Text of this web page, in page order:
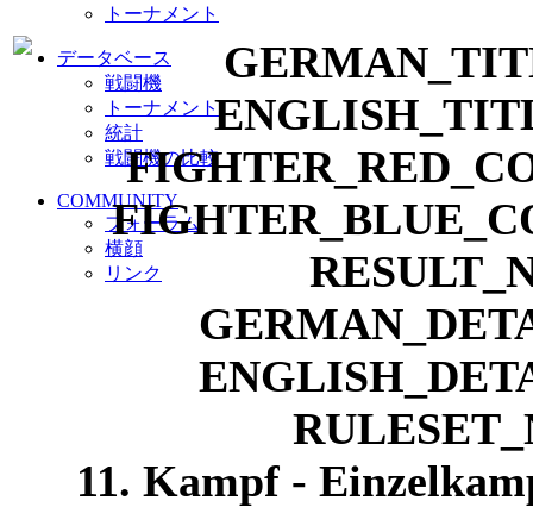
トーナメント
データベース
戦闘機
トーナメント
統計
戦闘機の比較
COMMUNITY
フォーラム
横顔
リンク
11. Kampf -